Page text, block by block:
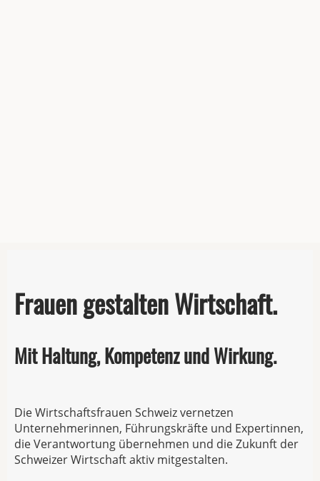
Frauen gestalten Wirtschaft.
Mit Haltung, Kompetenz und Wirkung.
Die Wirtschaftsfrauen Schweiz vernetzen
Unternehmerinnen, Führungskräfte und Expertinnen,
die Verantwortung übernehmen und die Zukunft der
Schweizer Wirtschaft aktiv mitgestalten.